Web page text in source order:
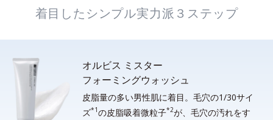
着目したシンプル実力派３ステップ
オルビス ミスター
フォーミングウォッシュ
皮脂量の多い男性肌に着目。毛穴の1/30サイ
ズ*1の皮脂吸着微粒子*2が、毛穴の汚れをす